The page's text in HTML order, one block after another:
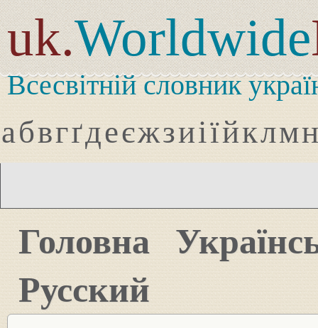
uk.Worldwide
Всесвітній словник
абвгґдеєжзиіїйклмн
Головна
Русский